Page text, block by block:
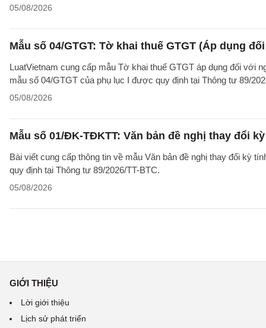
05/08/2026
Mẫu số 04/GTGT: Tờ khai thuế GTGT (Áp dụng
LuatVietnam cung cấp mẫu Tờ khai thuế GTGT áp dụng đối với
mẫu số 04/GTGT của phụ lục I được quy định tại Thông tư 89/
05/08/2026
Mẫu số 01/ĐK-TĐKTT: Văn bản đề nghị thay đổi
Bài viết cung cấp thông tin về mẫu Văn bản đề nghị thay đổi kỳ
quy định tại Thông tư 89/2026/TT-BTC.
05/08/2026
GIỚI THIỆU
Lời giới thiệu
Lịch sử phát triển